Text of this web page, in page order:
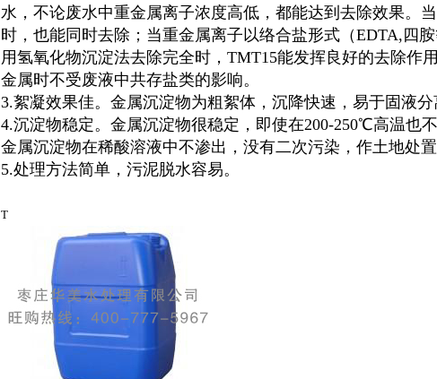
水，不论废水中重金属离子浓度高低，都能达到去除效果。
时，也能同时去除；当重金属离子以络合盐形式（EDTA,四
用氢氧化物沉淀法去除完全时，TMT15能发挥良好的去除作
金属时不受废液中共存盐类的影响。
3.絮凝效果佳。金属沉淀物为粗絮体，沉降快速，易于固液分
4.沉淀物稳定。金属沉淀物很稳定，即使在200-250℃高温也
金属沉淀物在稀酸溶液中不渗出，没有二次污染，作土地处置
5.处理方法简单，污泥脱水容易。
T